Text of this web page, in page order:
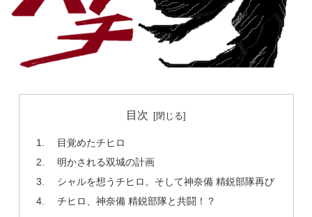
目次
目覚めたチヒロ
明かされる双城の計画
シャルを想うチヒロ。そして神奈備 精鋭部隊再び
チヒロ、神奈備 精鋭部隊と共闘！？